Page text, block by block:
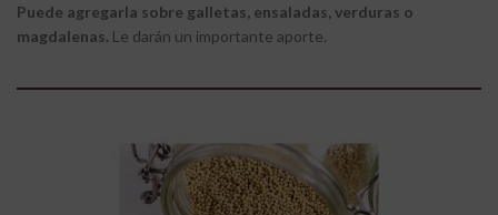
Puede agregarla sobre galletas, ensaladas, verduras o
magdalenas. Le darán un importante aporte.